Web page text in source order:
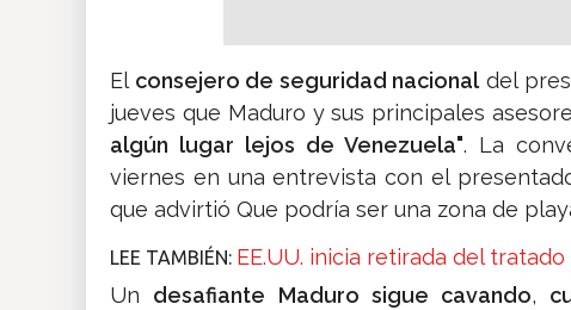
Elconsejero de seguridad nacionaldel
jueves que Maduro y sus principales
algún lugar lejos de Venezuela". La
viernes en una entrevista con el
que advirtió Que podría ser una zona de
LEE TAMBIÉN: EE.UU. inicia retirada del
Un desafiante Maduro sigue cavando,